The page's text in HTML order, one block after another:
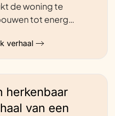
de woning te
tot energ…
verhaal
herkenbaar
van een